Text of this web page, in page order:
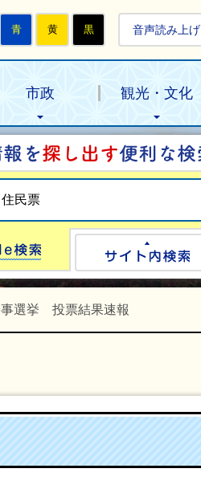
青 黄 黒 音声読み上げ
市政 観光・文化
Google検索
選挙 投票結果速報